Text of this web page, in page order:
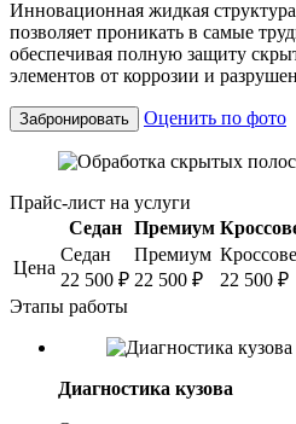
Инновационная жидкая
позволяет проникать в самые
обеспечивая полную защиту
элементов от коррозии и
Забронировать Оценить по фото
Прайс-лист на услуги
Седан
Премиум
Цена
Седан
22 500 ₽
Премиум
22 500 ₽
22 500 ₽
Этапы работы
Диагностика кузова